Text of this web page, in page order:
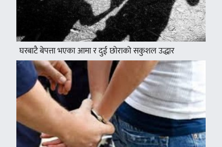
घरबाटै बेपत्ता भएका आमा र दुई छोराको सकुशल उद्धार